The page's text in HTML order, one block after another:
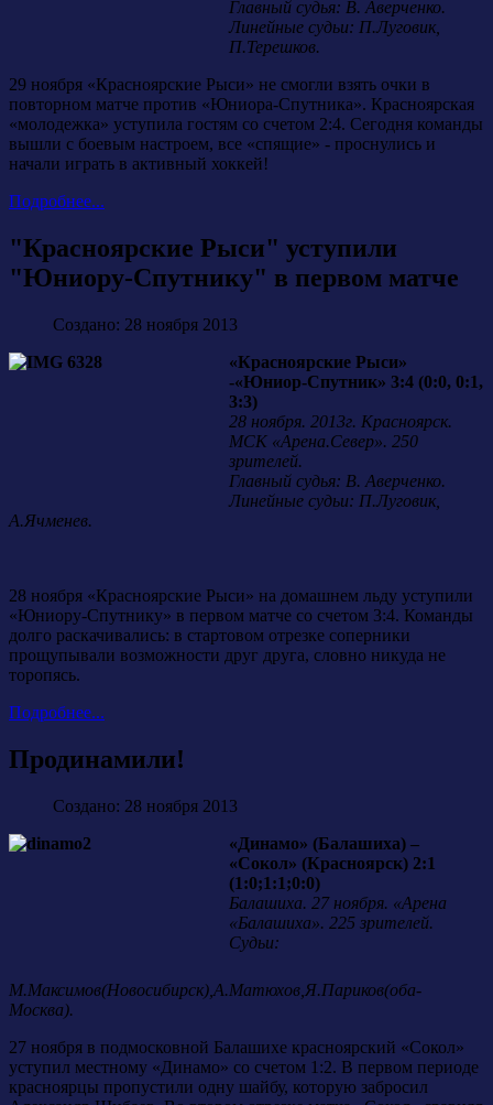
Главный судья: В. Аверченко.
Линейные судьи: П.Луговик,
П.Терешков.
29 ноября «Красноярские Рыси» не смогли взять очки в
повторном матче против «Юниора-Спутника». Красноярская
«молодежка» уступила гостям со счетом 2:4. Сегодня команды
вышли с боевым настроем, все «спящие» - проснулись и
начали играть в активный хоккей!
Подробнее...
"Красноярские Рыси" уступили
"Юниору-Спутнику" в первом матче
Создано: 28 ноября 2013
«Красноярские Рыси»
-«Юниор-Спутник» 3:4 (0:0, 0:1,
3:3)
28 ноября. 2013г. Красноярск.
МСК «Арена.Север». 250
зрителей.
Главный судья: В. Аверченко.
Линейные судьи: П.Луговик,
А.Ячменев.
28 ноября «Красноярские Рыси» на домашнем льду уступили
«Юниору-Спутнику» в первом матче со счетом 3:4. Команды
долго раскачивались: в стартовом отрезке соперники
прощупывали возможности друг друга, словно никуда не
торопясь.
Подробнее...
Продинамили!
Создано: 28 ноября 2013
«Динамо» (Балашиха) –
«Сокол» (Красноярск) 2:1
(1:0;1:1;0:0)
Балашиха. 27 ноября. «Арена
«Балашиха». 225 зрителей.
Судьи:
М.Максимов(Новосибирск),А.Матюхов,Я.Париков(оба-
Москва).
27 ноября в подмосковной Балашихе красноярский «Сокол»
уступил местному «Динамо» со счетом 1:2. В первом периоде
красноярцы пропустили одну шайбу, которую забросил